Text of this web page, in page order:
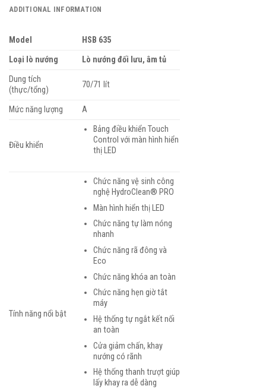
ADDITIONAL INFORMATION
Model
HSB 635
Loại lò nướng
Lò nướng đối lưu, âm tủ
Dung tích
(thực/tổng)
70/71 lít
Mức năng lượng A
Điều khiển
Bảng điều khiển Touch
Control với màn hình hiển
thị LED
Tính năng nổi bật
Chức năng vệ sinh công
nghệ HydroClean® PRO
Màn hình hiển thị LED
Chức năng tự làm nóng
nhanh
Chức năng rã đông và
Eco
Chức năng khóa an toàn
Chức năng hẹn giờ tắt
máy
Hệ thống tự ngắt kết nối
an toàn
Cửa giảm chấn, khay
nướng có rãnh
Hệ thống thanh trượt giúp
lấy khay ra dễ dàng